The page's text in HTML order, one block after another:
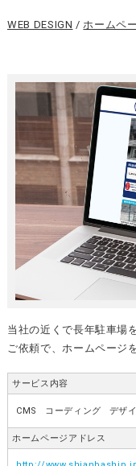
WEB DESIGN /ホームペ
当社の近くで長年駐車場
ご依頼で、ホームページ
サービス内容
CMS コーディング デザ
ホームページアドレス